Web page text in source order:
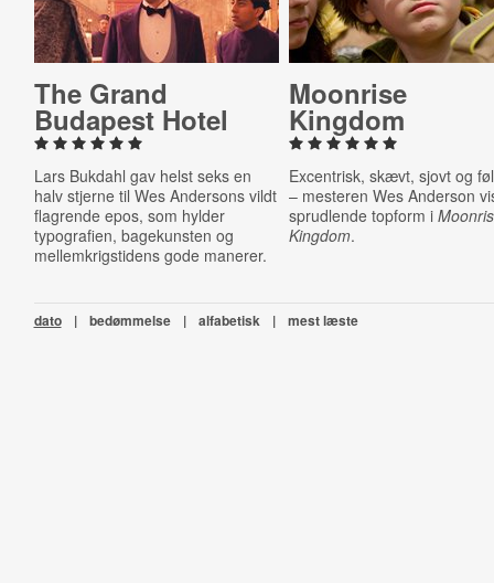
The Grand
Budapest Hotel
Lars Bukdahl gav helst seks en
halv stjerne til Wes Andersons vildt
flagrende epos, som hylder
typografien, bagekunsten og
mellemkrigstidens gode manerer.
Moonrise
Kingdom
Excentrisk, skævt, sjovt og
– mesteren Wes Anderson
sprudlende topform i
Kingdom.
dato | bedømmelse | alfabetisk | mest læste